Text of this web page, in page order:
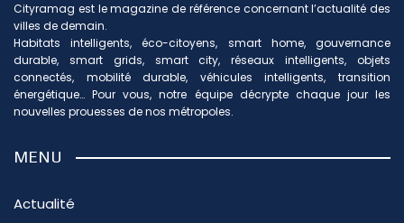
Cityramag est le magazine de référence concernant l’actualité des
villes de demain.
Habitats intelligents, éco-citoyens, smart home, gouvernance
durable, smart grids, smart city, réseaux intelligents, objets
connectés, mobilité durable, véhicules intelligents, transition
énergétique… Pour vous, notre équipe décrypte chaque jour les
nouvelles prouesses de nos métropoles.
MENU
Actualité